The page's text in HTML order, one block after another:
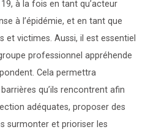
à la fois en tant qu’acteur
à l’épidémie, et en tant que
et victimes. Aussi, il est essentiel
professionnel appréhende
Cela permettra
qu’ils rencontrent afin
adéquates, proposer des
surmonter et prioriser les